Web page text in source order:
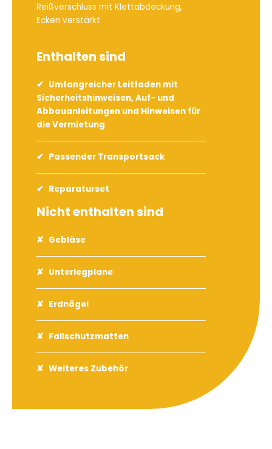
Reißverschluss mit Klettabdeckung,
Ecken verstärkt
Enthalten sind
Umfangreicher Leitfaden mit
Sicherheitshinweisen, Auf- und
Abbauanleitungen und Hinweisen für
die Vermietung
Passender Transportsack
Reparaturset
Nicht enthalten sind
Gebläse
Unterlegplane
Erdnägel
Fallschutzmatten
Weiteres Zubehör